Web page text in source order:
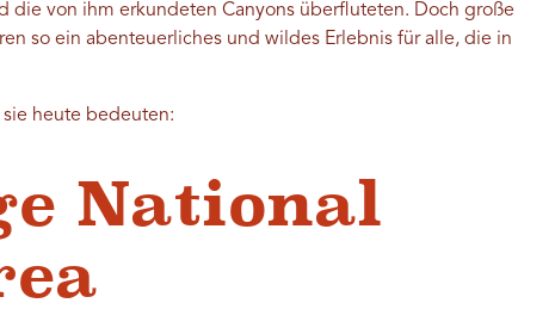
die von ihm erkundeten Canyons überfluteten. Doch große
so ein abenteuerliches und wildes Erlebnis für alle, die in
heute bedeuten:
National